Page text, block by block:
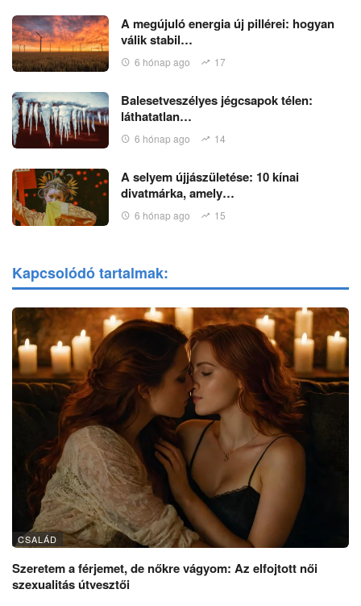
A megújuló energia új pillérei: hogyan
válik stabil…
6 hónap ago 17
Balesetveszélyes jégcsapok télen:
láthatatlan…
6 hónap ago 14
A selyem újjászületése: 10 kínai
divatmárka, amely…
6 hónap ago 15
Kapcsolódó tartalmak:
CSALÁD
Szeretem a férjemet, de nőkre vágyom: Az elfojtott női
szexualitás útvesztői